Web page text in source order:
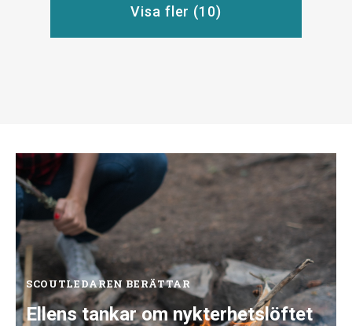
Visa fler (10)
Ellens tankar om nykterhetslöftet
SCOUTLEDAREN BERÄTTAR